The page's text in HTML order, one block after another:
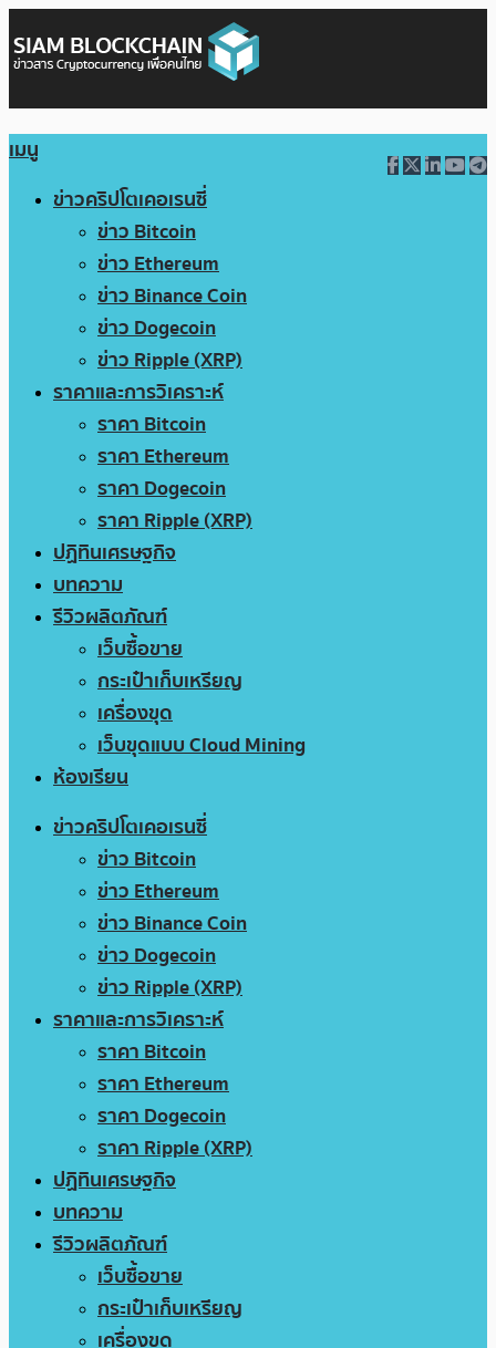
เมนู
ข่าวคริปโตเคอเรนซี่
ข่าว Bitcoin
ข่าว Ethereum
ข่าว Binance Coin
ข่าว Dogecoin
ข่าว Ripple (XRP)
ราคาและการวิเคราะห์
ราคา Bitcoin
ราคา Ethereum
ราคา Dogecoin
ราคา Ripple (XRP)
ปฏิทินเศรษฐกิจ
บทความ
รีวิวผลิตภัณฑ์
เว็บซื้อขาย
กระเป๋าเก็บเหรียญ
เครื่องขุด
เว็บขุดแบบ Cloud Mining
ห้องเรียน
ข่าวคริปโตเคอเรนซี่
ข่าว Bitcoin
ข่าว Ethereum
ข่าว Binance Coin
ข่าว Dogecoin
ข่าว Ripple (XRP)
ราคาและการวิเคราะห์
ราคา Bitcoin
ราคา Ethereum
ราคา Dogecoin
ราคา Ripple (XRP)
ปฏิทินเศรษฐกิจ
บทความ
รีวิวผลิตภัณฑ์
เว็บซื้อขาย
กระเป๋าเก็บเหรียญ
เครื่องขุด